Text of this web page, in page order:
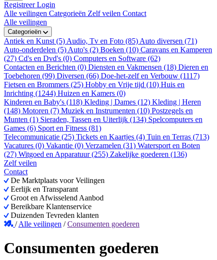
RegistreerLogin
Alle veilingen Categorieën Zelf veilen Contact
Alle veilingen
Categorieën
Antiek en Kunst (5) Audio, Tv en Foto (85) Auto diversen (71)
Auto-onderdelen (5) Auto's (2) Boeken (10) Caravans en Kamperen
(27) Cd's en Dvd's (0) Computers en Software (62)
Contacten en Berichten (0) Diensten en Vakmensen (18) Dieren en
Toebehoren (99) Diversen (66) Doe-het-zelf en Verbouw (1117)
Fietsen en Brommers (25) Hobby en Vrije tijd (10) Huis en
Inrichting (1244) Huizen en Kamers (0)
Kinderen en Baby's (118) Kleding | Dames (12) Kleding | Heren
(148) Motoren (7) Muziek en Instrumenten (10) Postzegels en
Munten (1) Sieraden, Tassen en Uiterlijk (134) Spelcomputers en
Games (6) Sport en Fitness (81)
Telecommunicatie (25) Tickets en Kaartjes (4) Tuin en Terras (713)
Vacatures (0) Vakantie (0) Verzamelen (31) Watersport en Boten
(27) Witgoed en Apparatuur (255) Zakelijke goederen (136)
Zelf veilen
Contact
De Marktplaats voor Veilingen
Eerlijk en Transparant
Groot en Afwisselend Aanbod
Bereikbare Klantenservice
Duizenden Tevreden klanten
/Alle veilingen /Consumenten goederen
Consumenten goederen